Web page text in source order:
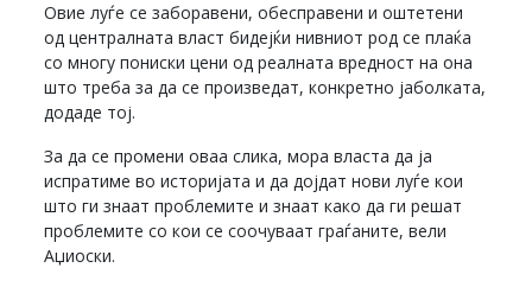
Овие луѓе се заборавени, обесправени и оштетени
од централната власт бидејќи нивниот род се плаќа
со многу пониски цени од реалната вредност на она
што треба за да се произведат, конкретно јаболката,
додаде тој.
За да се промени оваа слика, мора власта да ја
испратиме во историјата и да дојдат нови луѓе кои
што ги знаат проблемите и знаат како да ги решат
проблемите со кои се соочуваат граѓаните, вели
Аџиоски.